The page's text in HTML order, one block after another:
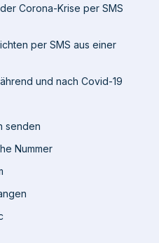
Corona-Krise per SMS
per SMS aus einer
und nach Covid-19
senden
Nummer